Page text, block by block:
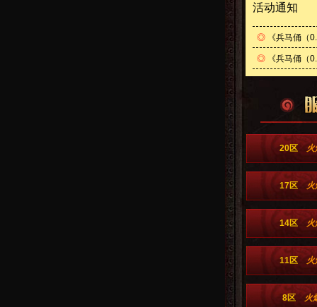
活动通知
◎ 《兵马俑（
◎ 《兵马俑（
20区
17区
14区
11区
8区 火